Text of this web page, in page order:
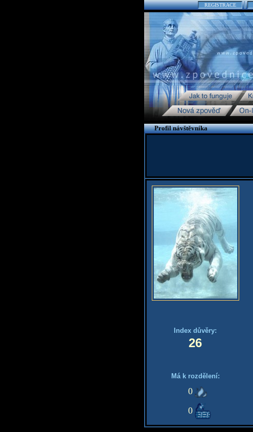
REGISTRACE
Profil návštěvníka
Index důvěry:
26
Má k rozdělení:
0
0